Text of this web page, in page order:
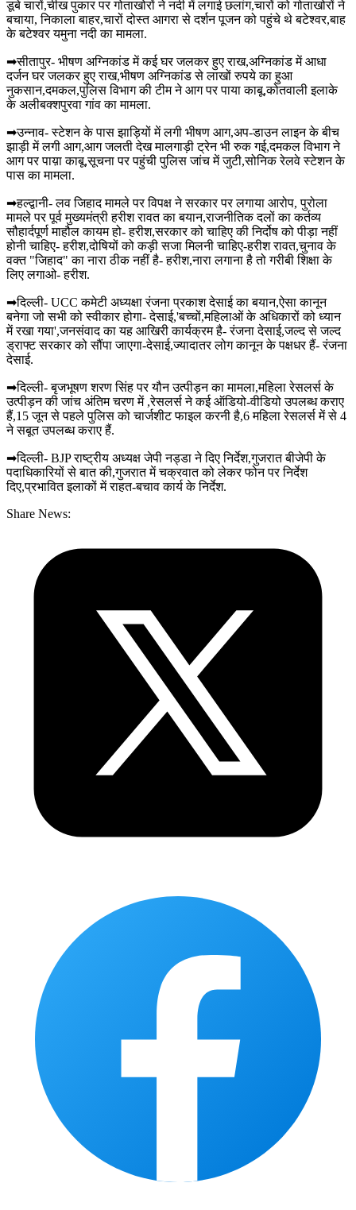
डूबे चारों,चीख पुकार पर गोताखोरों ने नदी में लगाई छलांग,चारों को गोताखोरों ने
बचाया, निकाला बाहर,चारों दोस्त आगरा से दर्शन पूजन को पहुंचे थे बटेश्वर,बाह
के बटेश्वर यमुना नदी का मामला.
➡सीतापुर- भीषण अग्निकांड में कई घर जलकर हुए राख,अग्निकांड में आधा
दर्जन घर जलकर हुए राख,भीषण अग्निकांड से लाखों रुपये का हुआ
नुकसान,दमकल,पुलिस विभाग की टीम ने आग पर पाया काबू,कोतवाली इलाके
के अलीबक्शपुरवा गांव का मामला.
➡उन्नाव- स्टेशन के पास झाड़ियों में लगी भीषण आग,अप-डाउन लाइन के बीच
झाड़ी में लगी आग,आग जलती देख मालगाड़ी ट्रेन भी रुक गई,दमकल विभाग ने
आग पर पाय़ा काबू,सूचना पर पहुंची पुलिस जांच में जुटी,सोनिक रेलवे स्टेशन के
पास का मामला.
➡हल्द्वानी- लव जिहाद मामले पर विपक्ष ने सरकार पर लगाया आरोप, पुरोला
मामले पर पूर्व मुख्यमंत्री हरीश रावत का बयान,राजनीतिक दलों का कर्तव्य
सौहार्दपूर्ण माहौल कायम हो- हरीश,सरकार को चाहिए की निर्दोष को पीड़ा नहीं
होनी चाहिए- हरीश,दोषियों को कड़ी सजा मिलनी चाहिए-हरीश रावत,चुनाव के
वक्त "जिहाद" का नारा ठीक नहीं है- हरीश,नारा लगाना है तो गरीबी शिक्षा के
लिए लगाओ- हरीश.
➡दिल्ली- UCC कमेटी अध्यक्षा रंजना प्रकाश देसाई का बयान,ऐसा कानून
बनेगा जो सभी को स्वीकार होगा- देसाई,'बच्चों,महिलाओं के अधिकारों को ध्यान
में रखा गया',जनसंवाद का यह आखिरी कार्यक्रम है- रंजना देसाई,जल्द से जल्द
ड्राफ्ट सरकार को सौंपा जाएगा-देसाई,ज्यादातर लोग कानून के पक्षधर हैं- रंजना
देसाई.
➡दिल्ली- बृजभूषण शरण सिंह पर यौन उत्पीड़न का मामला,महिला रेसलर्स के
उत्‍पीड़न की जांच अंतिम चरण में ,रेसलर्स ने कई ऑडियो-वीडियो उपलब्‍ध कराए
हैं,15 जून से पहले पुलिस को चार्जशीट फाइल करनी है,6 महिला रेसलर्स में से 4
ने सबूत उपलब्‍ध कराए हैं.
➡दिल्ली- BJP राष्ट्रीय अध्यक्ष जेपी नड्डा ने दिए निर्देश,गुजरात बीजेपी के
पदाधिकारियों से बात की,गुजरात में चक्रवात को लेकर फोन पर निर्देश
दिए,प्रभावित इलाकों में राहत-बचाव कार्य के निर्देश.
Share News: